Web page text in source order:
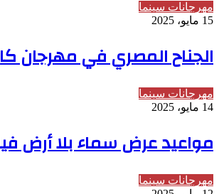
مهرجانات سينما
15 مايو، 2025
الجناح المصري في مهرجان
مهرجانات سينما
14 مايو، 2025
مواعيد عرض سماء بلا أرض
مهرجانات سينما